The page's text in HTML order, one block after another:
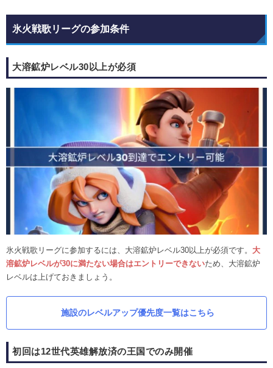
氷火戦歌リーグの参加条件
大溶鉱炉レベル30以上が必須
氷火戦歌リーグに参加するには、大溶鉱炉レベル30以上が必須です。 大
溶鉱炉レベルが30に満たない場合はエントリーできないため、大溶鉱炉
レベルは上げておきましょう。
施設のレベルアップ優先度一覧はこちら
初回は12世代英雄解放済の王国でのみ開催